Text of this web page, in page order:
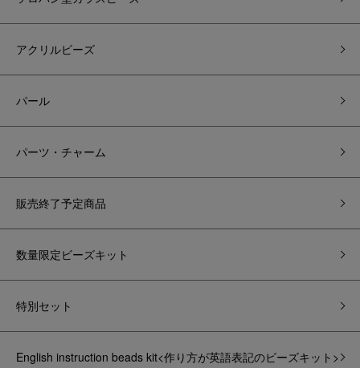
アクリルビーズ
パール
パーツ・チャーム
販売終了予定商品
数量限定ビーズキット
特別セット
English instruction beads kit<作り方が英語表記のビーズキット>